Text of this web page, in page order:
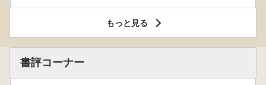
もっと見る
書評コーナー